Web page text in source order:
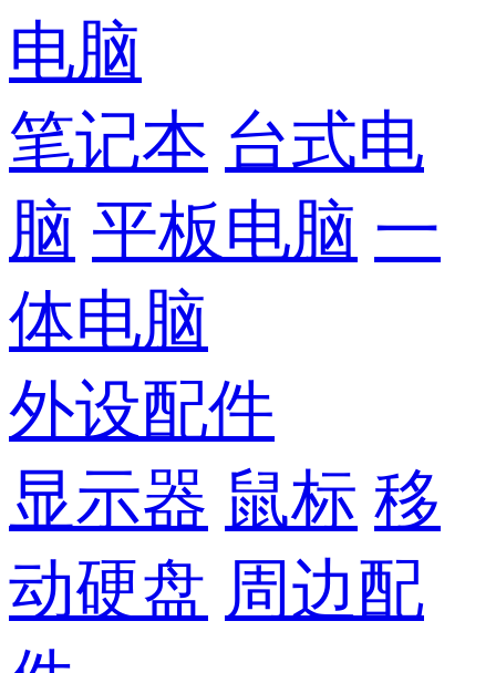
电脑
笔记本 台式电
脑 平板电脑 一
体电脑
外设配件
显示器 鼠标 移
动硬盘 周边配